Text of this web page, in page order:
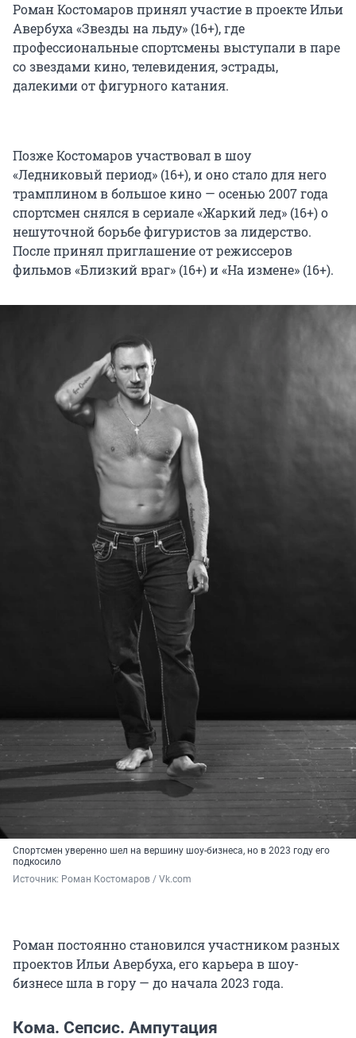
Роман Костомаров принял участие в проекте Ильи
Авербуха «Звезды на льду» (16+), где
профессиональные спортсмены выступали в паре
со звездами кино, телевидения, эстрады,
далекими от фигурного катания.
Позже Костомаров участвовал в шоу
«Ледниковый период» (16+), и оно стало для него
трамплином в большое кино — осенью 2007 года
спортсмен снялся в сериале «Жаркий лед» (16+) о
нешуточной борьбе фигуристов за лидерство.
После принял приглашение от режиссеров
фильмов «Близкий враг» (16+) и «На измене» (16+).
Спортсмен уверенно шел на вершину шоу-бизнеса, но в 2023 году его
подкосило
Источник: Роман Костомаров / Vk.com
Роман постоянно становился участником разных
проектов Ильи Авербуха, его карьера в шоу-
бизнесе шла в гору — до начала 2023 года.
Кома. Сепсис. Ампутация